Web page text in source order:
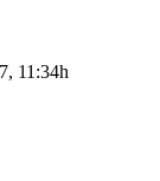
11:34h